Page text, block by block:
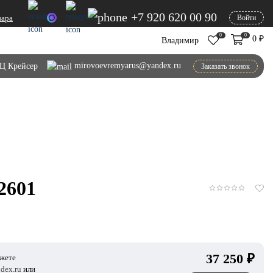
+7 920 620 00 90 Войти
Владимир
0 0 0 ₽
Крейсер mirovoevremyarus@yandex.ru Заказать звонок
или
37 250 ₽